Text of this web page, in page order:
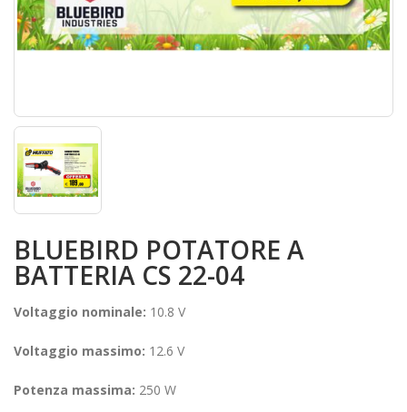
BLUEBIRD POTATORE A
BATTERIA CS 22-04
Voltaggio nominale: 10.8 V
Voltaggio massimo: 12.6 V
Potenza massima: 250 W